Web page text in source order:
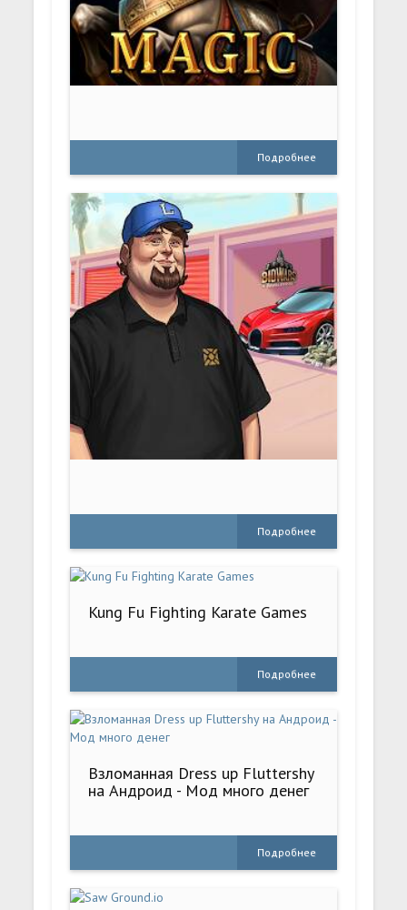
Подробнее
Подробнее
Kung Fu Fighting Karate Games
Подробнее
Взломанная Dress up Fluttershy
на Андроид - Мод много денег
Подробнее